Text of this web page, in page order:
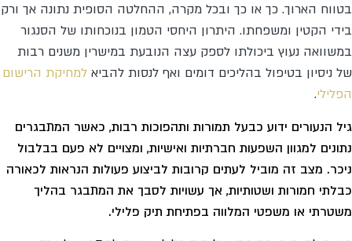
בטווח הארוך. כך או כך ובכל מקרה, ההחלטה הסופית נתונה אך ורק
בידי הקטין ומשפחתו. היתרון היחסי הטמון בנוכחותו של הסנגור
במשוואה נעוץ ביכולתו לספק עצה הנובעת במישרין משנים רבות
של ניסיון בטיפול בהליכים דומים ואף לנסות להביא למחיקת הרישום
הפלילי.
גיל הנעורים ידוע כבעל תמורות ותהפוכות רבות, כאשר המתבגרים
נתונים למגוון השפעות חברתיות ואישיות, ומצויים לא פעם בבלבול
ניכר. מצב זה מוביל לעתים קרובות לביצוע פעולות הנראות לכאורה
כבלתי חמורות ושטותיות, אך עשויות לסבך את המתבגר בהליך
משטרתי או משפטי המלווה בפתיחת תיק פלילי.